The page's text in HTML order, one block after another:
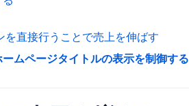
を直接行うことで売上を伸ばす
ムページタイトルの表示を制御する